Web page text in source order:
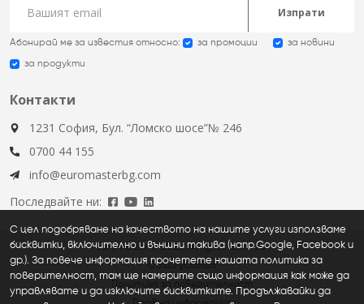
Изпрати
Абонирай ме за известия относно: за промоции за новини
за продукти
Контакти
1231 София, Бул. “Ломско шосе”№ 246
0700 44 155
info@euromasterbg.com
Последвайте ни:
Euromaster © 2026, all rights reserved
Общи условия
С цел подобряване на качеството на нашите услуги използваме
бисквитки, включително и външни такива (напр.Google, Facebook и
др.). За повече информация прочетете нашата политика за
поверителност, там ще намерите също информация как може да
управлявате и да изключите бисквитките. Продължавайки да